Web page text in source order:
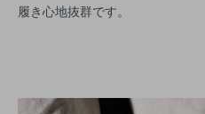
履き心地抜群です。